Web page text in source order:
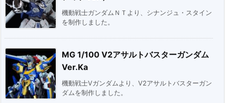
機動戦士ガンダムＮＴより、シナンジュ・スタイン
を制作しました。
MG 1/100 V2アサルトバスターガンダム
Ver.Ka
機動戦士Vガンダムより、V2アサルトバスターガン
ダムを制作しました。